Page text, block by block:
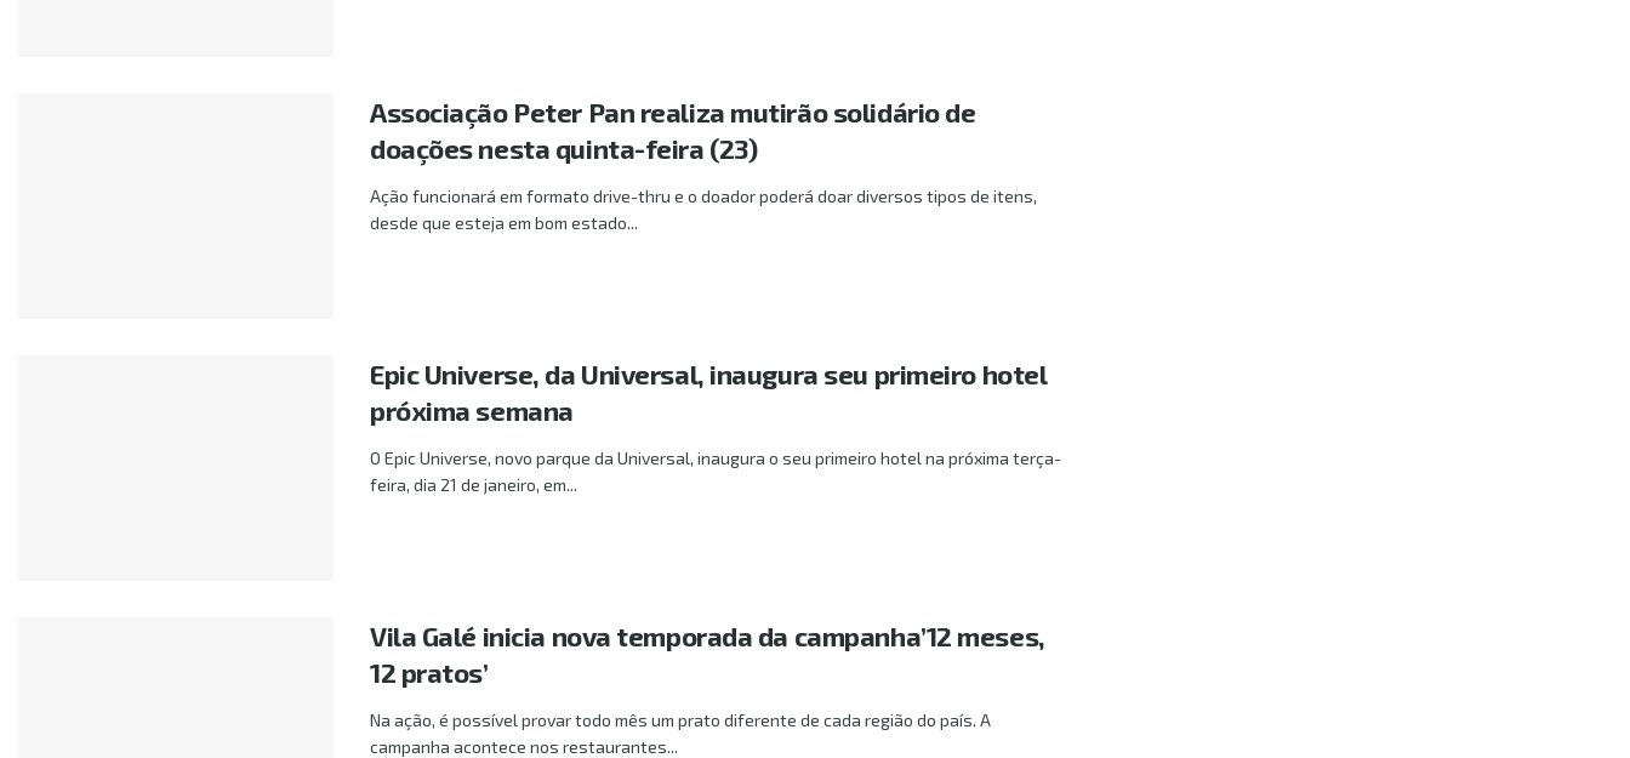
Associação Peter Pan realiza mutirão solidário de
doações nesta quinta-feira (23)
Ação funcionará em formato drive-thru e o doador poderá doar diversos tipos de itens,
desde que esteja em bom estado...
Epic Universe, da Universal, inaugura seu primeiro hotel
próxima semana
O Epic Universe, novo parque da Universal, inaugura o seu primeiro hotel na próxima terça-
feira, dia 21 de janeiro, em...
Vila Galé inicia nova temporada da campanha’12 meses,
12 pratos’
Na ação, é possível provar todo mês um prato diferente de cada região do país. A
campanha acontece nos restaurantes...